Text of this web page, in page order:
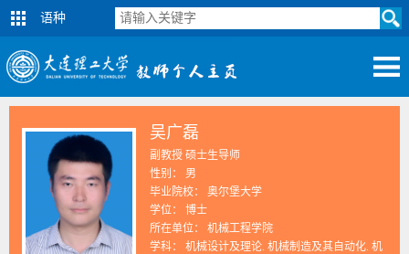
语种
吴广磊
副教授 硕士生导师
性别： 男
毕业院校： 奥尔堡大学
学位： 博士
所在单位： 机械工程学院
学科： 机械设计及理论. 机械制造及其自动化. 机